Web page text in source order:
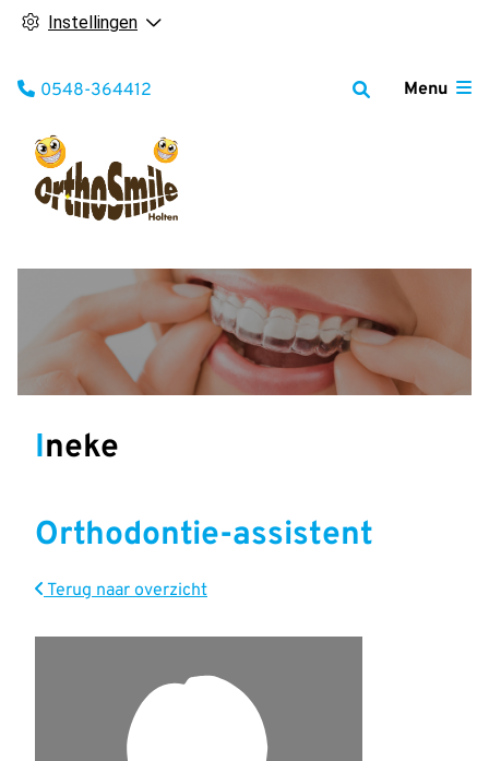
Instellingen
Menu
Tel:
0548-364412
Ineke
Orthodontie-assistent
Terug naar overzicht